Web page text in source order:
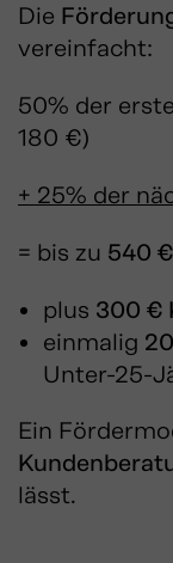
Die
vereinfacht:
50% der
180 €)
+ 25% der
= bis zu 540
plus 300 €
einmalig
Unter-25-
Ein
lässt.